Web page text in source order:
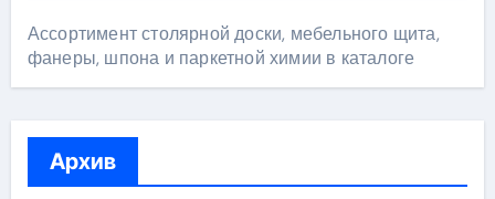
Ассортимент столярной доски, мебельного щита,
фанеры, шпона и паркетной химии в каталоге
Архив